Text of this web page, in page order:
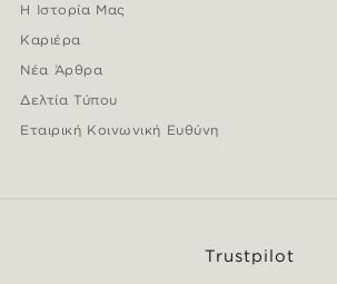
Η Ιστορία Μας
Καριέρα
Νέα Άρθρα
Δελτία Τύπου
Εταιρική Κοινωνική Ευθύνη
Trustpilot